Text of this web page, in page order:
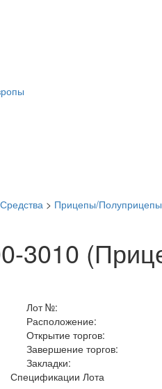
> Прицепы/Полуприцепы
3010
Лот №:
Расположение:
Открытие торгов:
Завершение торгов:
Закладки:
Спецификации Лота